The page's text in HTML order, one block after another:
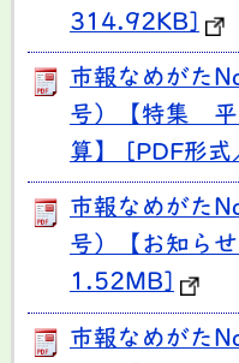
314.92KB]
市報なめがた
号）【特集 平
算】 [PDF形
市報なめがた
号）【お知ら
1.52MB]
市報なめがた